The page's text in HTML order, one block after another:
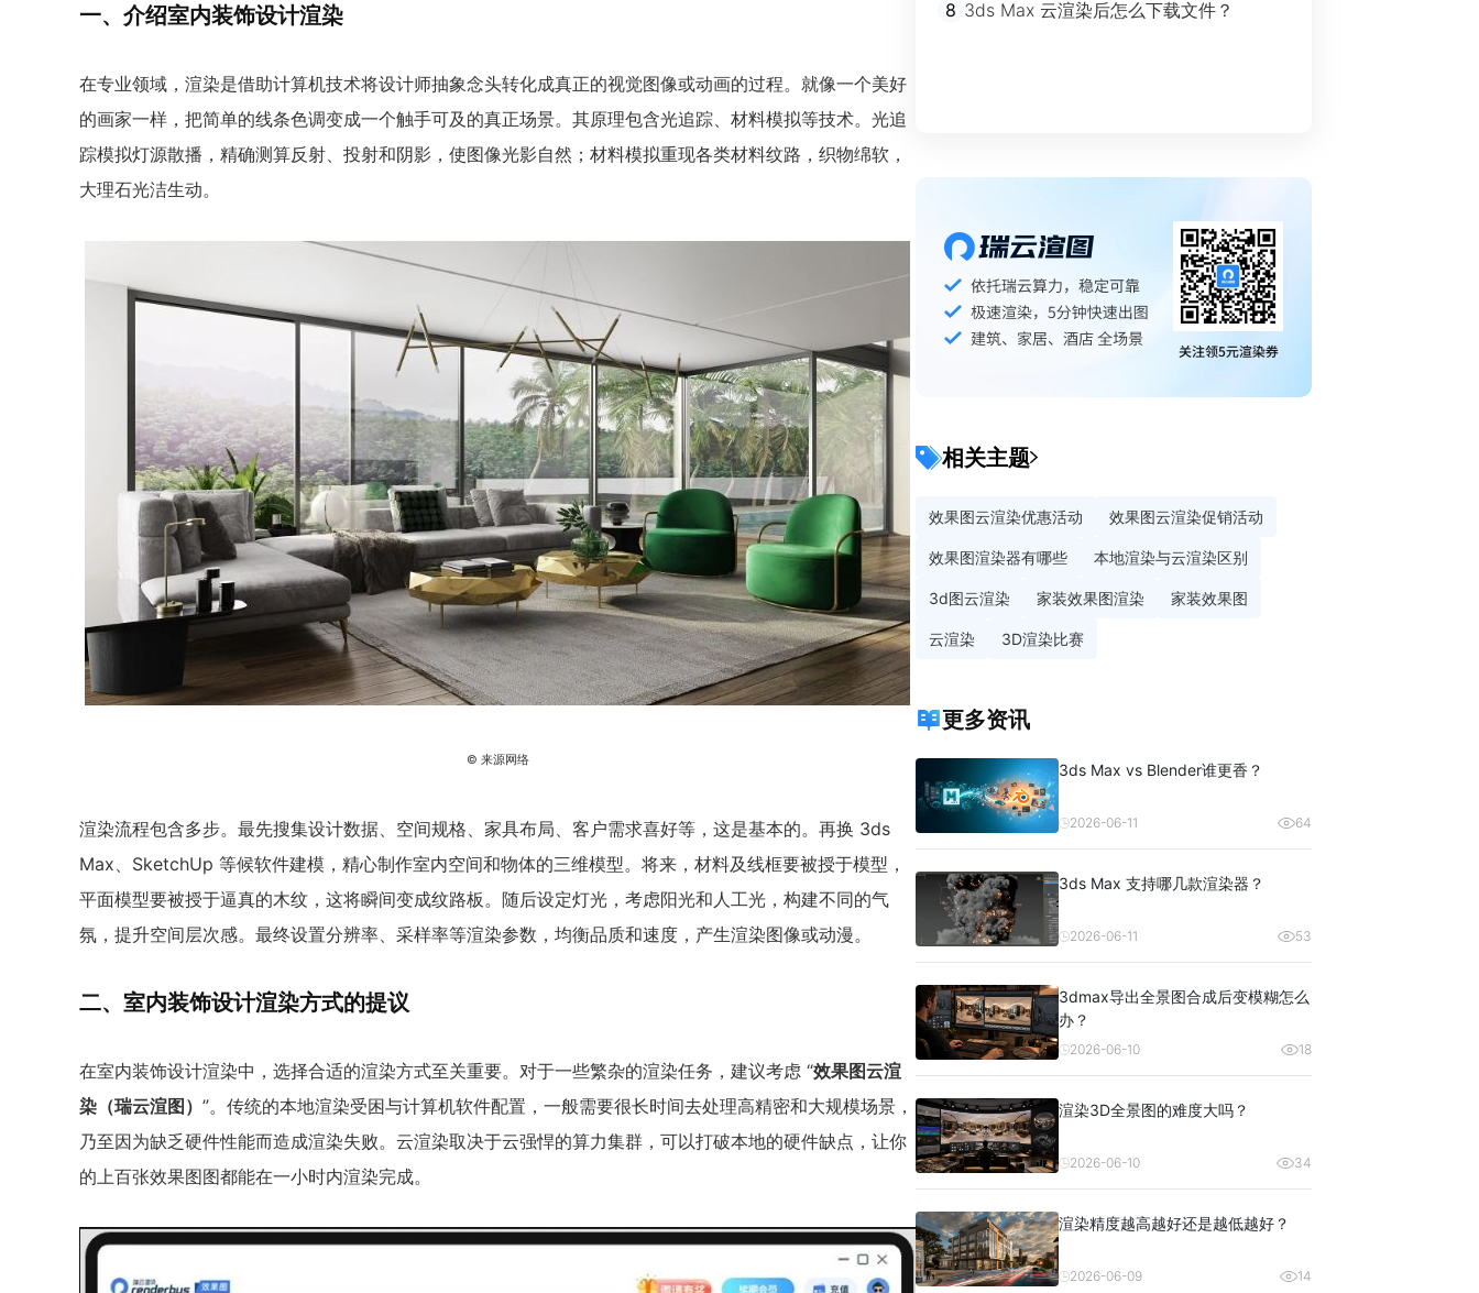
一、介绍室内装饰设计渲染
在专业领域，渲染是借助计算机技术将设计师抽象念头转化成真正的视觉图像或动画的过程。就像一个美好
的画家一样，把简单的线条色调变成一个触手可及的真正场景。其原理包含光追踪、材料模拟等技术。光追
踪模拟灯源散播，精确测算反射、投射和阴影，使图像光影自然；材料模拟重现各类材料纹路，织物绵软，
大理石光洁生动。
© 来源网络
渲染流程包含多步。最先搜集设计数据、空间规格、家具布局、客户需求喜好等，这是基本的。再换 3ds
Max、SketchUp 等候软件建模，精心制作室内空间和物体的三维模型。将来，材料及线框要被授于模型，
平面模型要被授于逼真的木纹，这将瞬间变成纹路板。随后设定灯光，考虑阳光和人工光，构建不同的气
氛，提升空间层次感。最终设置分辨率、采样率等渲染参数，均衡品质和速度，产生渲染图像或动漫。
二、室内装饰设计渲染方式的提议
在室内装饰设计渲染中，选择合适的渲染方式至关重要。对于一些繁杂的渲染任务，建议考虑 “效果图云渲
染（瑞云渲图） ”。传统的本地渲染受困与计算机软件配置，一般需要很长时间去处理高精密和大规模场景，
乃至因为缺乏硬件性能而造成渲染失败。云渲染取决于云强悍的算力集群，可以打破本地的硬件缺点，让你
的上百张效果图图都能在一小时内渲染完成。
8 3ds Max 云渲染后怎么下载文件？
相关主题
效果图云渲染优惠活动 效果图云渲染促销活动
效果图渲染器有哪些 本地渲染与云渲染区别
3d图云渲染 家装效果图渲染 家装效果图
云渲染 3D渲染比赛
更多资讯
3ds Max vs Blender谁更香？
2026-06-11 64
3ds Max 支持哪几款渲染器？
2026-06-11 53
3dmax导出全景图合成后变模糊怎么
办？
2026-06-10 18
渲染3D全景图的难度大吗？
2026-06-10 34
渲染精度越高越好还是越低越好？
2026-06-09 14